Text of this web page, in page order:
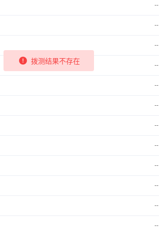
--
--
--
--
--
--
--
--
--
--
--
--